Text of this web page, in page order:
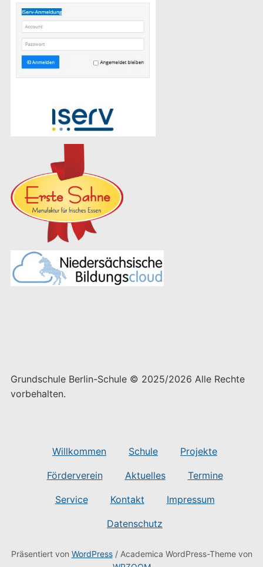
Grundschule Berlin-Schule © 2025/2026 Alle Rechte
vorbehalten.
Willkommen Schule Projekte
Förderverein Aktuelles Termine
Service Kontakt Impressum
Datenschutz
Präsentiert von WordPress/ Academica WordPress-Theme von